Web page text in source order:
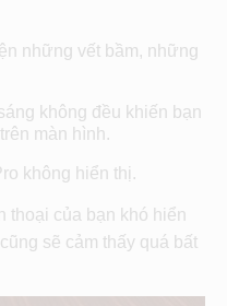
những vết bầm, những
không đều khiến bạn
màn hình.
không hiển thị.
thoại của bạn khó hiển
sẽ cảm thấy quá bất